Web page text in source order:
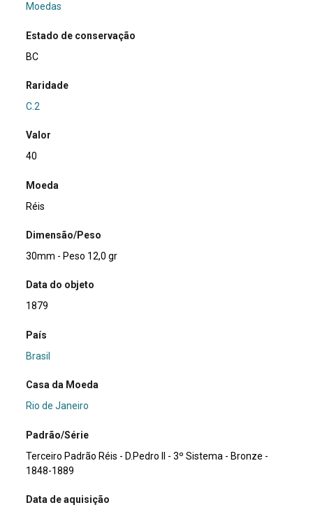
Moedas
Estado de conservação
BC
Raridade
C.2
Valor
40
Moeda
Réis
Dimensão/Peso
30mm - Peso 12,0 gr
Data do objeto
1879
País
Brasil
Casa da Moeda
Rio de Janeiro
Padrão/Série
Terceiro Padrão Réis - D.Pedro II - 3º Sistema - Bronze -
1848-1889
Data de aquisição